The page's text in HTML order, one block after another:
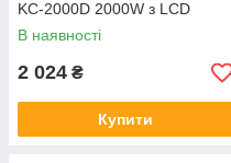
KC-2000D 2000W з LCD
дисплеєм
В наявності
2 024 ₴
Купити